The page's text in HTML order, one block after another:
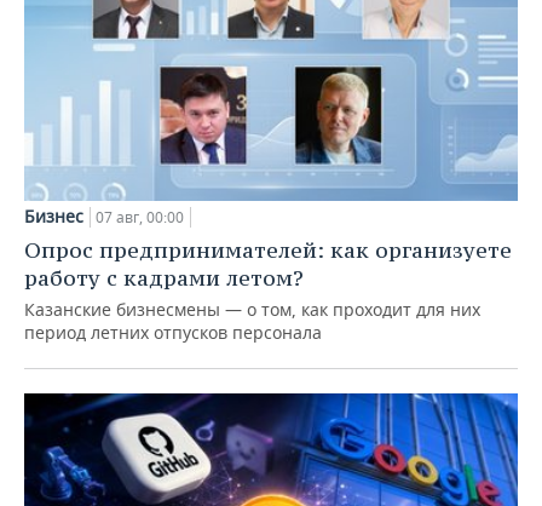
Бизнес 07 авг, 00:00
Опрос предпринимателей: как организуете
работу с кадрами летом?
Казанские бизнесмены — о том, как проходит для них
период летних отпусков персонала